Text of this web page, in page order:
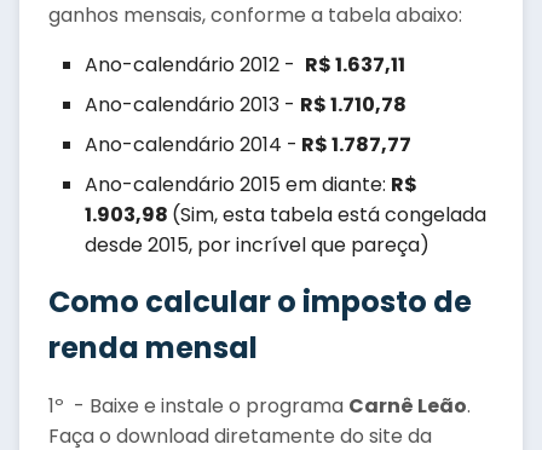
ganhos mensais, conforme a tabela abaixo:
Ano-calendário 2012 - R$ 1.637,11
Ano-calendário 2013 - R$ 1.710,78
Ano-calendário 2014 - R$ 1.787,77
Ano-calendário 2015 em diante: R$
1.903,98 (Sim, esta tabela está congelada
desde 2015, por incrível que pareça)
Como calcular o imposto de
renda mensal
1º - Baixe e instale o programa Carnê Leão.
Faça o download diretamente do site da